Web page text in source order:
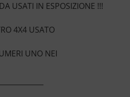
USATI IN ESPOSIZIONE !!!
4X4 USATO
UNO NEI